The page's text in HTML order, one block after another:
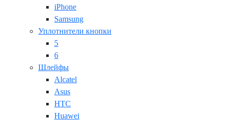
iPhone
Samsung
Уплотнители кнопки
5
6
Шлейфы
Alcatel
Asus
HTC
Huawei